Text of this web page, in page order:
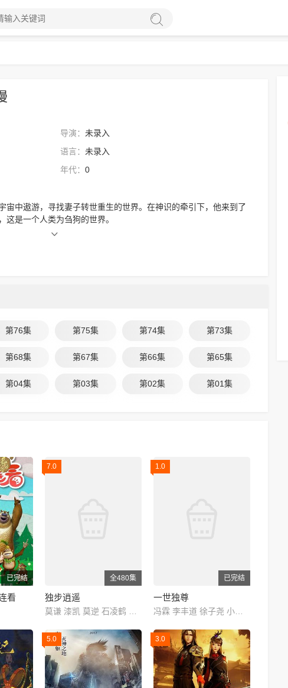
导演： 未录入
语言： 未录入
年代： 0
宙中遨游，寻找妻子转世重生的世界。在神识的牵引下，他来到了
是一个人类为刍狗的世界。
第76集 第75集 第74集 第73集
第68集 第67集 第66集 第65集
第04集 第03集 第02集 第01集
已完结
看
7.0
全480集
独步逍遥
1.0
已完结
一世独尊
5.0 3.0